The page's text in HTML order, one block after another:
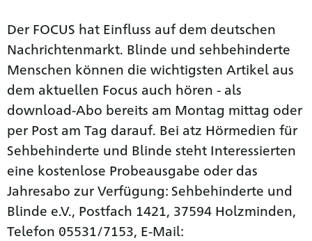
Der FOCUS hat Einfluss auf dem deutschen
Nachrichtenmarkt. Blinde und sehbehinderte
Menschen können die wichtigsten Artikel aus
dem aktuellen Focus auch hören - als
download-Abo bereits am Montag mittag oder
per Post am Tag darauf. Bei atz Hörmedien für
Sehbehinderte und Blinde steht Interessierten
eine kostenlose Probeausgabe oder das
Jahresabo zur Verfügung: Sehbehinderte und
Blinde e.V., Postfach 1421, 37594 Holzminden,
Telefon 05531/7153, E-Mail: